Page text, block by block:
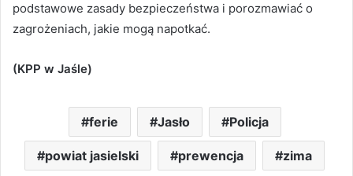
podstawowe zasady bezpieczeństwa i porozmawiać o
zagrożeniach, jakie mogą napotkać.
(KPP w Jaśle)
ferie Jasło Policja
powiat jasielski prewencja zima